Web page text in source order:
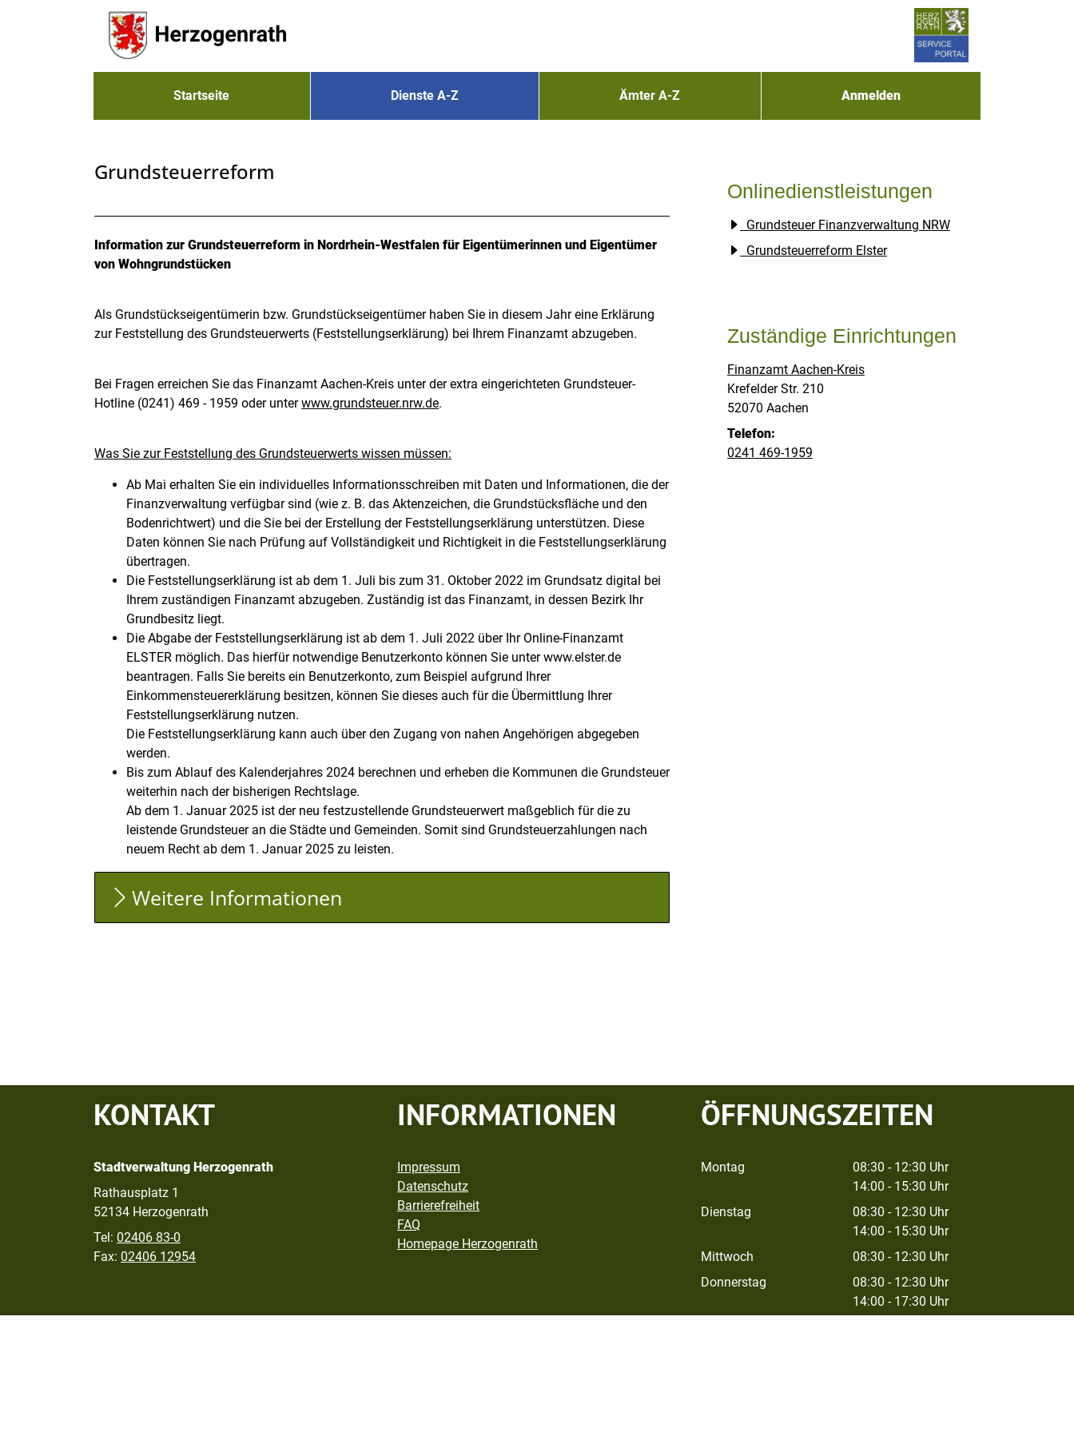
Zum Hauptinhalt springen
Startseite Dienste A-Z Ämter A-Z Anmelden
Grundsteuerreform
Beschreibung
Information zur Grundsteuerreform in Nordrhein-Westfalen für Eigentümerinnen und Eigentümer
von Wohngrundstücken
Als Grundstückseigentümerin bzw. Grundstückseigentümer haben Sie in diesem Jahr eine Erklärung
zur Feststellung des Grundsteuerwerts (Feststellungserklärung) bei Ihrem Finanzamt abzugeben.
Bei Fragen erreichen Sie das Finanzamt Aachen-Kreis unter der extra eingerichteten Grundsteuer-
Hotline (0241) 469 - 1959 oder unterwww.grundsteuer.nrw.de.
Was Sie zur Feststellung des Grundsteuerwerts wissen müssen:
Ab Mai erhalten Sie ein individuelles Informationsschreiben mit Daten und Informationen, die der
Finanzverwaltung verfügbar sind (wie z. B. das Aktenzeichen, die Grundstücksfläche und den
Bodenrichtwert) und die Sie bei der Erstellung der Feststellungserklärung unterstützen. Diese
Daten können Sie nach Prüfung auf Vollständigkeit und Richtigkeit in die Feststellungserklärung
übertragen.
Die Feststellungserklärung ist ab dem 1. Juli bis zum 31. Oktober 2022 im Grundsatz digital bei
Ihrem zuständigen Finanzamt abzugeben. Zuständig ist das Finanzamt, in dessen Bezirk Ihr
Grundbesitz liegt.
Die Abgabe der Feststellungserklärung ist ab dem 1. Juli 2022 über Ihr Online-Finanzamt
ELSTER möglich. Das hierfür notwendige Benutzerkonto können Sie unter www.elster.de
beantragen. Falls Sie bereits ein Benutzerkonto, zum Beispiel aufgrund Ihrer
Einkommensteuererklärung besitzen, können Sie dieses auch für die Übermittlung Ihrer
Feststellungserklärung nutzen.
Die Feststellungserklärung kann auch über den Zugang von nahen Angehörigen abgegeben
werden.
Bis zum Ablauf des Kalenderjahres 2024 berechnen und erheben die Kommunen die Grundsteuer
weiterhin nach der bisherigen Rechtslage.
Ab dem 1. Januar 2025 ist der neu festzustellende Grundsteuerwert maßgeblich für die zu
leistende Grundsteuer an die Städte und Gemeinden. Somit sind Grundsteuerzahlungen nach
neuem Recht ab dem 1. Januar 2025 zu leisten.
Weitere Informationen
Onlinedienstleistungen
Grundsteuer Finanzverwaltung NRW
Grundsteuerreform Elster
Zuständige Einrichtungen
Finanzamt Aachen-Kreis
Straße:
Krefelder Str. Hausnummer:
210
PLZ:
52070 Ort:
Aachen
Telefon:
0241 469-1959
KONTAKT
Stadtverwaltung Herzogenrath
Rathausplatz 1
52134 Herzogenrath
Tel: 02406 83-0
Fax: 02406 12954
INFORMATIONEN
Impressum
Datenschutz
Barrierefreiheit
FAQ
Homepage Herzogenrath
ÖFFNUNGSZEITEN
Montag
08:30 - 12:30 Uhr
14:00 - 15:30 Uhr
Dienstag
08:30 - 12:30 Uhr
14:00 - 15:30 Uhr
Mittwoch
08:30 - 12:30 Uhr
Donnerstag
08:30 - 12:30 Uhr
14:00 - 17:30 Uhr